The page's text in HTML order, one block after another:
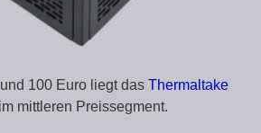
100 Euro liegt das Thermaltake
mittleren Preissegment.